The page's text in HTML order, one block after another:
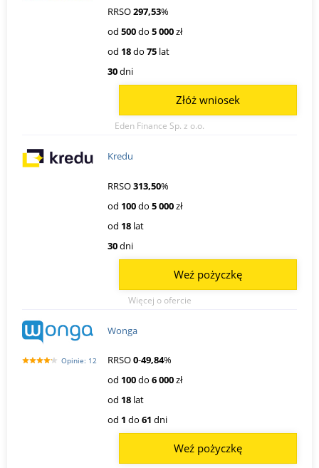
RRSO297,53%
od 500do 5 000zł
od 18do 75 lat
30dni
Eden Finance Sp. z o.o.
Złóż wniosek
Kredu
RRSO313,50%
od 100do 5 000zł
od 18 lat
30dni
Więcej o ofercie
Weź pożyczkę
Opinie: 12
Wonga
RRSO0-49,84%
od 100do 6 000zł
od 18 lat
od 1 do 61 dni
Weź pożyczkę